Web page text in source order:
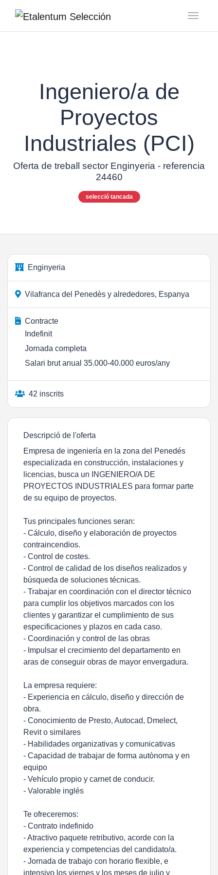
Ingeniero/a de
Proyectos
Industriales (PCI)
Oferta de treball sector Enginyeria - referencia
24460
selecció tancada
Enginyeria
Vilafranca del Penedès y alrededores, Espanya
Contracte
Indefinit
Jornada completa
Salari brut anual 35.000-40.000 euros/any
42 inscrits
Descripció de l'oferta
Empresa de ingeniería en la zona del Penedés
especializada en construcción, instalaciones y
licencias, busca un INGENIERO/A DE
PROYECTOS INDUSTRIALES para formar parte
de su equipo de proyectos.
Tus principales funciones seran:
- Cálculo, diseño y elaboración de proyectos
contraincendios.
- Control de costes.
- Control de calidad de los diseños realizados y
búsqueda de soluciones técnicas.
- Trabajar en coordinación con el director técnico
para cumplir los objetivos marcados con los
clientes y garantizar el cumplimiento de sus
especificaciones y plazos en cada caso.
- Coordinación y control de las obras
- Impulsar el crecimiento del departamento en
aras de conseguir obras de mayor envergadura.
La empresa requiere:
- Experiencia en cálculo, diseño y dirección de
obra.
- Conocimiento de Presto, Autocad, Dmelect,
Revit o similares
- Habilidades organizativas y comunicativas
- Capacidad de trabajar de forma autònoma y en
equipo
- Vehículo propio y carnet de conducir.
- Valorable inglés
Te ofreceremos:
- Contrato indefinido
- Atractivo paquete retributivo, acorde con la
experiencia y competencias del candidato/a.
- Jornada de trabajo con horario flexible, e
intensivo los viernes y los meses de julio y